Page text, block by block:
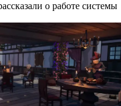
о работе системы